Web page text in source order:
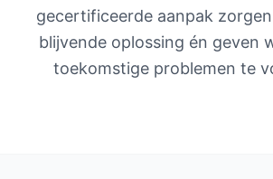
gecertificeerde aanpak
blijvende oplossing én geven
toekomstige problemen te